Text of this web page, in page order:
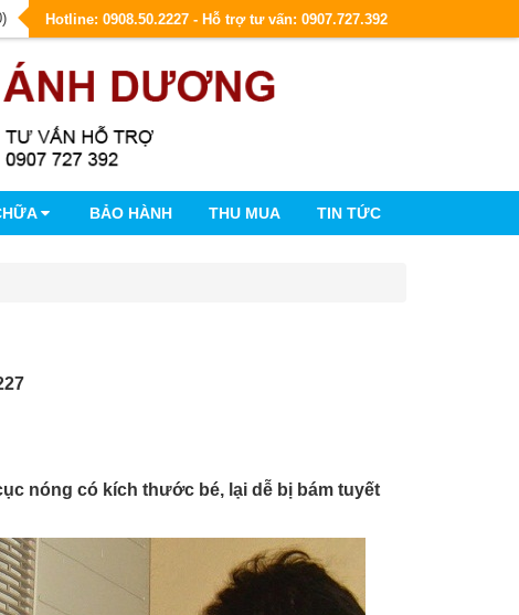
Hotline: 0908.50.2227 - Hỗ trợ tư vấn: 0907.727.392
BẢO HÀNH THU MUA TIN TỨC
nóng có kích thước bé, lại dễ bị bám tuyết